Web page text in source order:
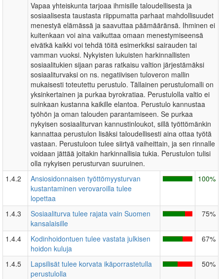
Vapaa yhteiskunta tarjoaa ihmisille taloudellisesta ja
sosiaalisesta taustasta riippumatta parhaat mahdollisuudet
menestyä elämässä ja saavuttaa päämääränsä. Ihminen ei
kuitenkaan voi aina vaikuttaa omaan menestymiseensä
eivätkä kaikki voi tehdä töitä esimerkiksi sairauden tai
vamman vuoksi. Nykyisten lukuisten harkinnallisten
sosiaalitukien sijaan paras ratkaisu valtion järjestämäksi
sosiaaliturvaksi on ns. negatiivisen tuloveron mallin
mukaisesti toteutettu perustulo. Tällainen perustulomalli on
yksinkertainen ja purkaa byrokratiaa. Perustulolla valtio ei
suinkaan kustanna kaikille elantoa. Perustulo kannustaa
työhön ja oman talouden parantamiseen. Se purkaa
nykyisen sosiaaliturvan kannustinloukot, sillä työttömänkin
kannattaa perustulon lisäksi taloudellisesti aina ottaa työtä
vastaan. Perustuloon tulee siirtyä vaiheittain, ja sen rinnalle
voidaan jättää joitakin harkinnallisia tukia. Perustulon tulisi
olla nykyisen perusturvan suuruinen.
1.4.2
Ansiosidonnaisen työttömyysturvan
kustantaminen verovaroilla tulee
lopettaa
100%
1.4.3
Sosiaaliturva tulee rajata vain Suomen
kansalaisille
75%
1.4.4
Kodinhoidontuen tulee vastata julkisen
hoidon kuluja
67%
1.4.5
Lapsilisät tulee korvata ikäporrastetulla
perustulolla
50%